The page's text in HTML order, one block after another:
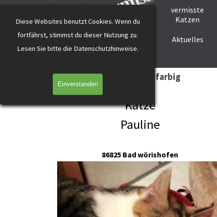
Diese Websites benutzt Cookies. Wenn du
fortfährst, stimmst du dieser Nutzung zu.
Lesen Sie bitte die Datenschutzhinweise.
Einverstanden
Direkt zum Seiteninhalt
vermisste
Katzen
Helfer werden Helfer gesucht Aktuelles
Pauline Bad Wörishofen 3-farbig
Katze
Pauline
86825 Bad wörishofen